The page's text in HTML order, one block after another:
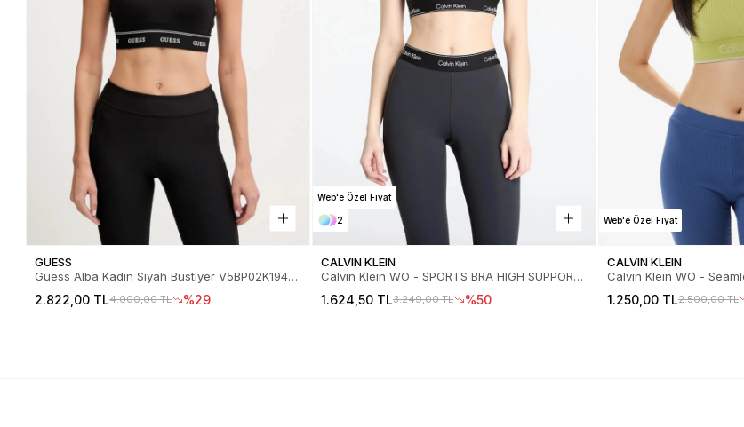
GUESS
Guess Alba Kadın Siyah Büstiyer V5BP02K1942-
2.822,00 TL4.000,00 TL %29
Web'e Özel Fiyat
2
CALVIN KLEIN
Calvin Klein WO - SPORTS BRA HIGH SUPPORT
1.624,50 TL3.249,00 TL %50
Web'e Özel Fiyat
CALVIN KLEIN
Calvin Klein WO - Seamless Sports Bra MS
1.250,00 TL2.500,00 TL